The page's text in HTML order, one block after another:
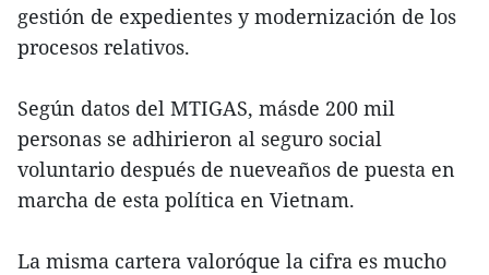
gestión de expedientes y modernización de los
procesos relativos.
Según datos del MTIGAS, másde 200 mil
personas se adhirieron al seguro social
voluntario después de nueveaños de puesta en
marcha de esta política en Vietnam.
La misma cartera valoróque la cifra es mucho